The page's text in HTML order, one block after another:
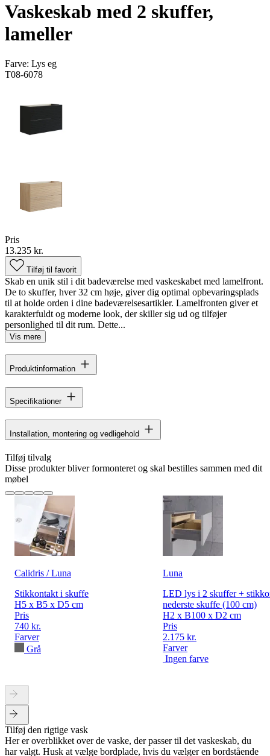
Vaskeskab med 2 skuffer,
lameller
Farve: Lys eg
T08-6078
Pris
13.235 kr.
Tilføj til favorit
Skab en unik stil i dit badeværelse med vaskeskabet med lamelfront.
De to skuffer, hver 32 cm høje, giver dig optimal opbevaringsplads
til at holde orden i dine badeværelsesartikler. Lamelfronten giver et
karakterfuldt og moderne look, der skiller sig ud og tilføjer
personlighed til dit rum. Dette...
Vis mere
Produktinformation
Specifikationer
Installation, montering og vedligehold
Tilføj tilvalg
Disse produkter bliver formonteret og skal bestilles sammen med dit
møbel
Calidris / Luna
Stikkontakt i skuffe
H5 x B5 x D5 cm
Pris
740 kr.
Farver
Grå
Luna
LED lys i 2 skuffer +
nederste skuffe (100 cm)
H2 x B100 x D2 cm
Pris
2.175 kr.
Farver
Ingen farve
Tilføj den rigtige vask
Her er overblikket over de vaske, der passer til det vaskeskab, du
har valgt. Husk at vælge bordplade, hvis du vælger en bordstående